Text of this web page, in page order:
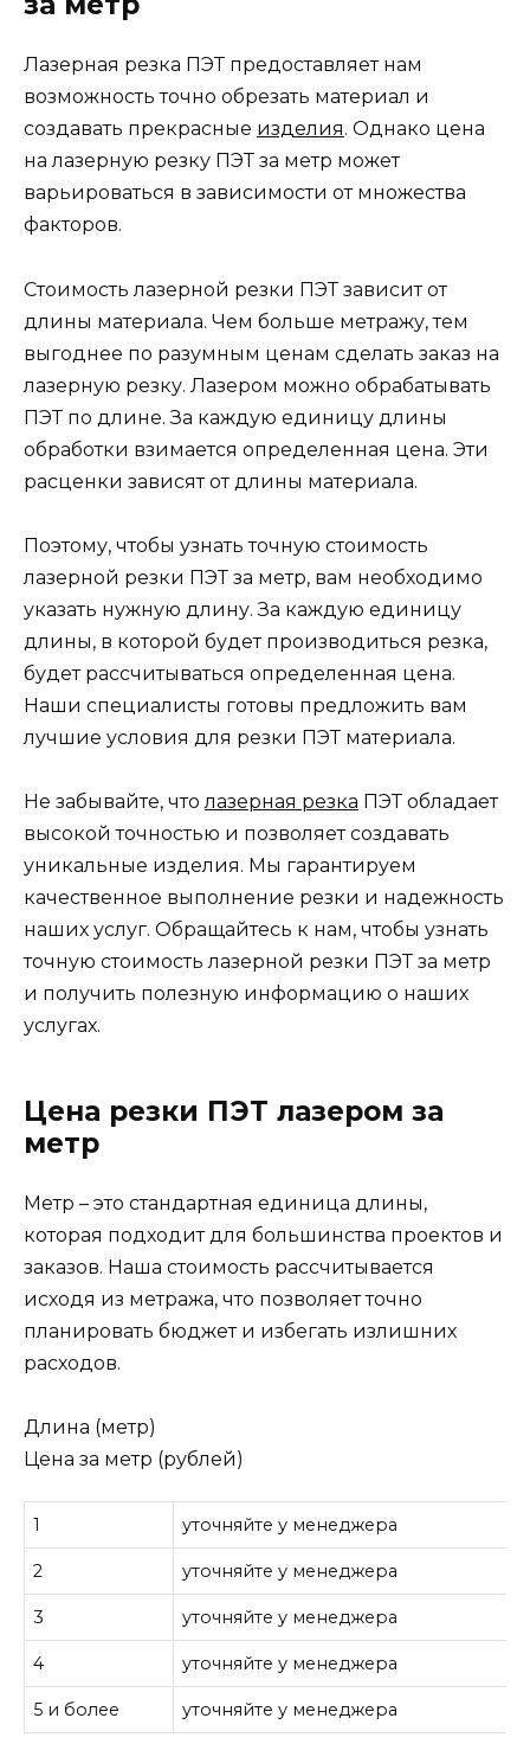
Лазерная резка ПЭТ предоставляет нам
возможность точно обрезать материал и
создавать прекрасные изделия. Однако цена
на лазерную резку ПЭТ за метр может
варьироваться в зависимости от множества
факторов.
Стoимость лазерной резки ПЭТ зависит от
длины материала. Чем больше метражу, тем
выгоднее по разумным ценам сделать заказ на
лазерную резку. Лазером можно обрабатывать
ПЭТ по длине. За каждую единицу длины
обработки взимается определенная цена. Эти
расценки зависят от длины материала.
Поэтому, чтобы узнать точную стоимость
лазерной резки ПЭТ за метр, вам необходимо
указать нужную длину. За каждую единицу
длины, в которой будет производиться резка,
будет рассчитываться определенная цена.
Наши специалисты готовы предложить вам
лучшие условия для резки ПЭТ материала.
Не забывайте, чтолазерная резка ПЭТ обладает
высокой точностью и позволяет создавать
уникальные изделия. Мы гарантируем
качественное выполнение резки и надежность
наших услуг. Обращайтесь к нам, чтобы узнать
точную стоимость лазерной резки ПЭТ за метр
и получить полезную информацию о наших
услугах.
Цена резки ПЭТ лазером за
метр
Метр – это стандартная единица длины,
которая подходит для большинства проектов и
заказов. Наша стоимость рассчитывается
исходя из метража, что позволяет точно
планировать бюджет и избегать излишних
расходов.
Длина (метр)
Цена за метр (рублей)
1 уточняйте у менеджера
2 уточняйте у менеджера
3 уточняйте у менеджера
4 уточняйте у менеджера
5 и более уточняйте у менеджера